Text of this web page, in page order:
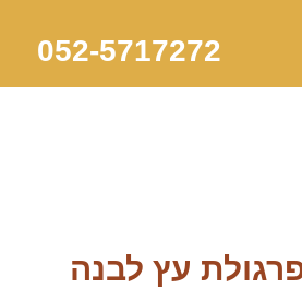
052-5717272
עץ לבנה